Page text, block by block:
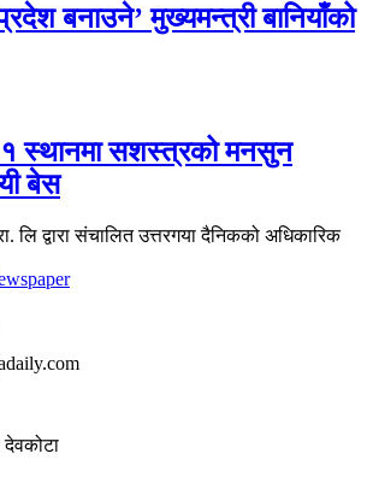
बनाउने’ मुख्यमन्त्री बानियाँको
स्थानमा सशस्त्रको मनसुन
बेस
लि द्वारा संचालित उत्तरगया दैनिकको अधिकारिक